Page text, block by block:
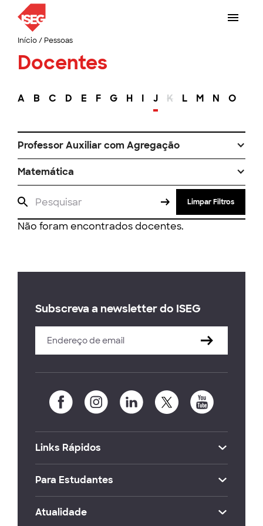
Início/ Pessoas
Docentes
A B C D E F G H I J K L M N O
Professor Auxiliar com Agregação
Matemática
Limpar Filtros
Não foram encontrados docentes.
Subscreva a newsletter do ISEG
Links Rápidos
Para Estudantes
Atualidade